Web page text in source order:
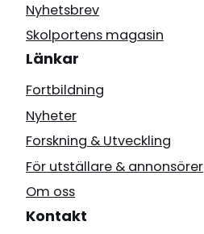
Nyhetsbrev
Skolportens magasin
Länkar
Fortbildning
Nyheter
Forskning & Utveckling
För utställare & annonsörer
Om oss
Kontakt